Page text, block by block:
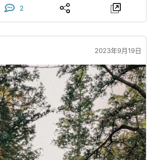
2
2023年9月19日